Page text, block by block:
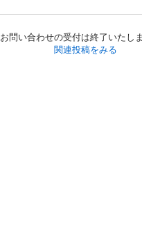
お問い合わせの受付は終了いたしま
関連投稿をみる